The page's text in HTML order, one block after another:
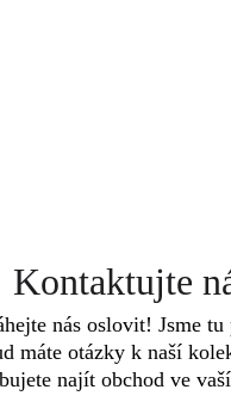
Kontaktujte
nás oslovit! Jsme tu
máte otázky k naší
najít obchod ve